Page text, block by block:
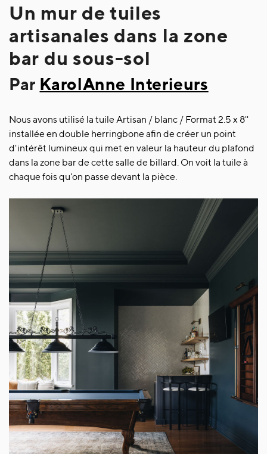
Un mur de tuiles
artisanales dans la zone
bar du sous-sol
Par KarolAnne Interieurs
Nous avons utilisé la tuile Artisan / blanc / Format 2.5 x 8''
installée en double herringbone afin de créer un point
d'intérêt lumineux qui met en valeur la hauteur du plafond
dans la zone bar de cette salle de billard. On voit la tuile à
chaque fois qu'on passe devant la pièce.